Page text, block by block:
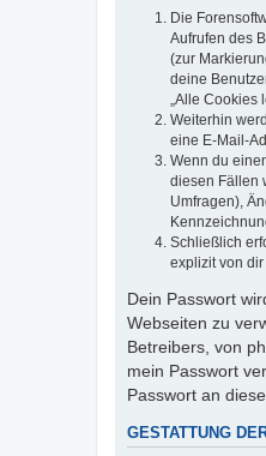
Die
Aufrufen des
(zur
deine
„Alle Cookies
Weiterhin
eine E-Mail-
Wenn du
diesen Fällen
Umfragen),
Schließlich
explizit von
Dein Passwort
Webseiten zu
Betreibers, von
mein Passwort
Passwort an
GESTATTUNG